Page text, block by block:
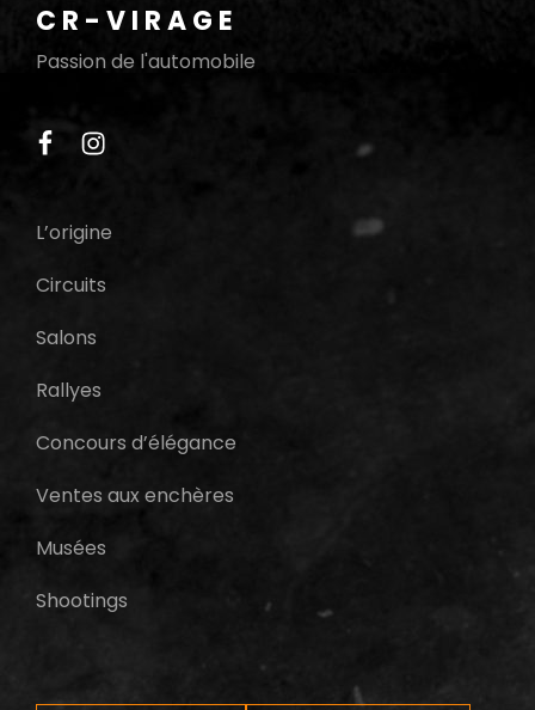
CR-VIRAGE
Passion de l'automobile
facebook
instagram
L’origine
Circuits
Salons
Rallyes
Concours d’élégance
Ventes aux enchères
Musées
Shootings